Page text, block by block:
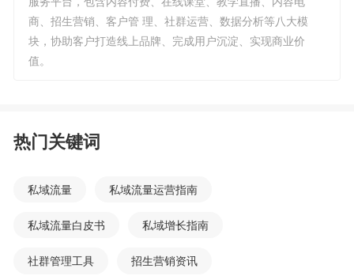
商、招生营销、客户管 理、社群运营、数据分析等八大模
块，协助客户打造线上品牌、完成用户沉淀、实现商业价
值。
热门关键词
私域流量 私域流量运营指南
私域流量白皮书 私域增长指南
社群管理工具 招生营销资讯